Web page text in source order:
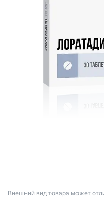
Bнешний вид товара может